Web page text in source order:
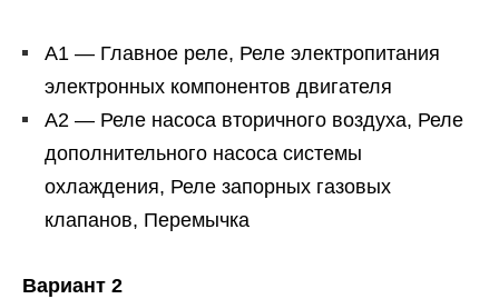
A1 — Главное реле, Реле электропитания
электронных компонентов двигателя
A2 — Реле насоса вторичного воздуха, Реле
дополнительного насоса системы
охлаждения, Реле запорных газовых
клапанов, Перемычка
Вариант 2